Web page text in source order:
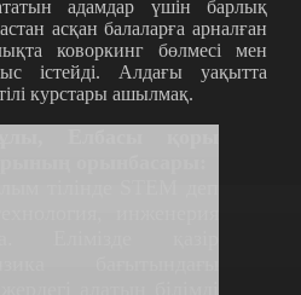
адамдар үшін барлық
асқан балаларға арналған
коворкинг бөлмесі мен
істейді. Алдағы уақытта
курстары ашылмақ.